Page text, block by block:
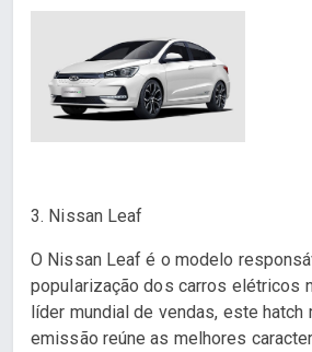
3. Nissan Leaf
O Nissan Leaf é o modelo
popularização dos carros elétricos
líder mundial de vendas, este hatch
emissão reúne as melhores